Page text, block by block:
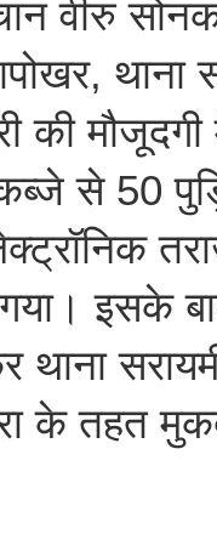
वीरु
की
से 50
गया। इसके
थाना
के तहत